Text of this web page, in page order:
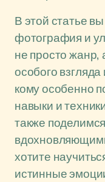
В этой статье
фотография и
не просто жанр,
особого
кому особенно
навыки и
также
хотите
истинные